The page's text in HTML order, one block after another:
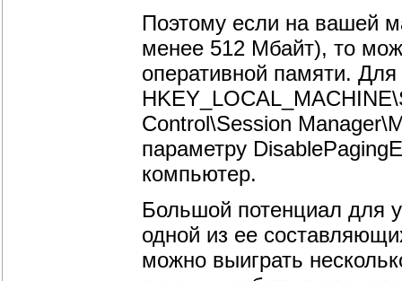
Поэтому если на вашей
менее 512 Мбайт), то
оперативной памяти. Для
Control\Session
параметру
компьютер.
Большой потенциал для
одной из ее
можно выиграть